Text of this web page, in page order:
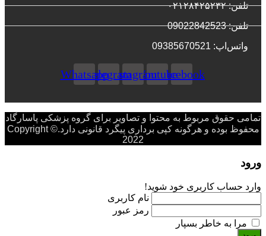
تلفن: ۰۲۱۲۸۴۲۵۲۳۲
تلفن: 09022842523
واتس‌‌اپ: 09385670521
Facebook
Youtube
Instagram
Telegram
Whatsapp
تمامی حقوق مربوط به محتوا و تصاویر برای گروه پزشکی پاسارگاد
محفوظ بوده و هرگونه کپی برداری پیگرد قانونی دارد.Copyright ©
2022
ورود
وارد حساب کاربری خود شوید!
نام کاربری
رمز عبور
مرا به خاطر بسپار